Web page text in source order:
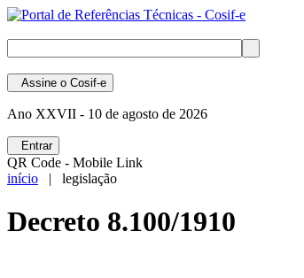
Assine o Cosif-e
Ano XXVII - 10 de agosto de 2026
Entrar
QR Code - Mobile Link
início | legislação
Decreto 8.100/1910